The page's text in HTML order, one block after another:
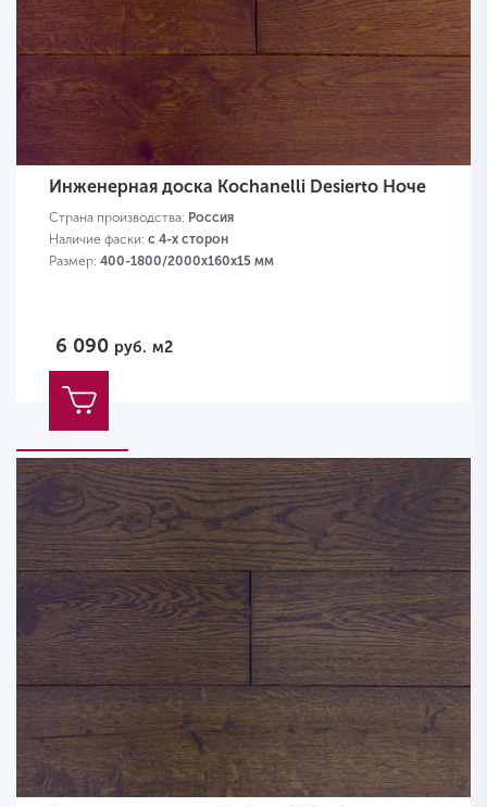
Инженерная доска Kochanelli Desierto Ноче
Страна производства: Россия
Наличие фаски: с 4-х сторон
Размер: 400-1800/2000х160х15 мм
6 090 руб. м2